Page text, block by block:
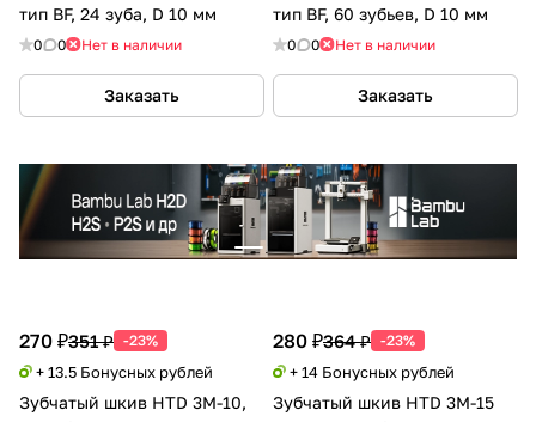
тип BF, 24 зуба, D 10 мм
0 0 Нет в наличии
Заказать
тип BF, 60 зубьев, D 10 мм
0 0 Нет в наличии
Заказать
270 ₽351 ₽ -23%
+ 13.5 Бонусных рублей
Зубчатый шкив HTD 3M-10,
280 ₽364 ₽ -23%
+ 14 Бонусных рублей
Зубчатый шкив HTD 3M-15